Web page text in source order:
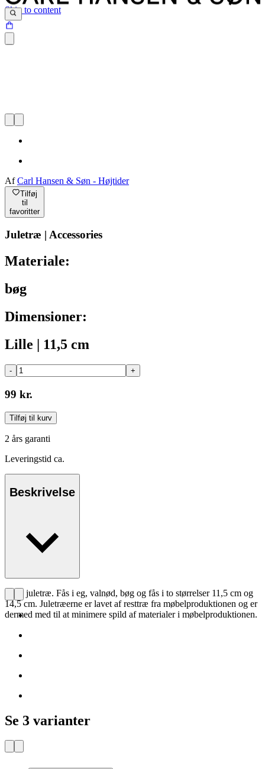
Skip to content
AfCarl Hansen & Søn - Højtider
Tilføj
til
favoritter
Juletræ | Accessories
Materiale:
bøg
Dimensioner:
Lille | 11,5 cm
- +
99 kr.
Tilføj til kurv
2 års garanti
Leveringstid ca.
Beskrivelse
CHS juletræ. Fås i eg, valnød, bøg og fås i to størrelser 11,5 cm og
14,5 cm. Juletræerne er lavet af resttræ fra møbelproduktionen og er
dermed med til at minimere spild af materialer i møbelproduktionen.
Se 3 varianter